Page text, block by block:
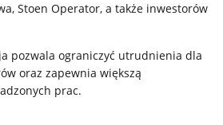
Stoen Operator, a także inwestorów
pozwala ograniczyć utrudnienia dla
oraz zapewnia większą
prac.